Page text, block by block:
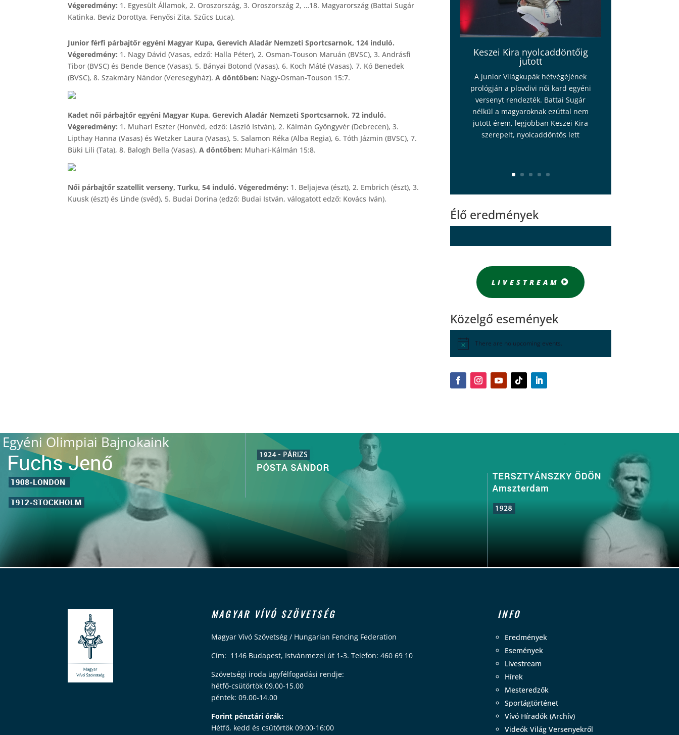
Végeredmény: 1. Egyesült Államok, 2. Oroszország, 3. Oroszország 2, …18. Magyarország (Battai Sugár
Katinka, Beviz Dorottya, Fenyősi Zita, Szűcs Luca).
Junior férfi párbajtőr egyéni Magyar Kupa, Gerevich Aladár Nemzeti Sportcsarnok, 124 induló.
Végeredmény: 1. Nagy Dávid (Vasas, edző: Halla Péter), 2. Osman-Touson Maruán (BVSC), 3. Andrásfi
Tibor (BVSC) és Bende Bence (Vasas), 5. Bányai Botond (Vasas), 6. Koch Máté (Vasas), 7. Kó Benedek
(BVSC), 8. Szakmáry Nándor (Veresegyház).A döntőben: Nagy-Osman-Touson 15:7.
Kadet női párbajtőr egyéni Magyar Kupa, Gerevich Aladár Nemzeti Sportcsarnok, 72 induló.
Végeredmény: 1. Muhari Eszter (Honvéd, edző: László István), 2. Kálmán Gyöngyvér (Debrecen), 3.
Lipthay Hanna (Vasas) és Wetzker Laura (Vasas), 5. Salamon Réka (Alba Regia), 6. Tóth Jázmin (BVSC), 7.
Büki Lili (Tata), 8. Balogh Bella (Vasas).A döntőben: Muhari-Kálmán 15:8.
Női párbajtőr szatellit verseny, Turku, 54 induló. Végeredmény: 1. Beljajeva (észt), 2. Embrich (észt), 3.
Kuusk (észt) és Linde (svéd), 5. Budai Dorina (edző: Budai István, válogatott edző: Kovács Iván).
Keszei Kira nyolcaddöntőig
jutott
A junior Világkupák hétvégéjének
prológján a plovdivi női kard egyéni
versenyt rendezték. Battai Sugár
nélkül a magyaroknak ezúttal nem
jutott érem, legjobban Keszei Kira
szerepelt, nyolcaddöntős lett
Élő eredmények
LIVESTREAM
Közelgő események
There are no upcoming events.
Egyéni Olimpiai Bajnokaink
MAGYAR VÍVÓ SZÖVETSÉG
Magyar Vívó Szövetség / Hungarian Fencing Federation
Cím: 1146 Budapest, Istvánmezei út 1-3. Telefon: 460 69 10
Szövetségi iroda ügyfélfogadási rendje:
hétfő-csütörtök 09.00-15.00
péntek: 09.00-14.00
Forint pénztári órák:
Hétfő, kedd és csütörtök 09:00-16:00
INFO
Eredmények
Események
Livestream
Hírek
Mesteredzők
Sportágtörténet
Vívó Híradók (Archív)
Videók Világ Versenyekről